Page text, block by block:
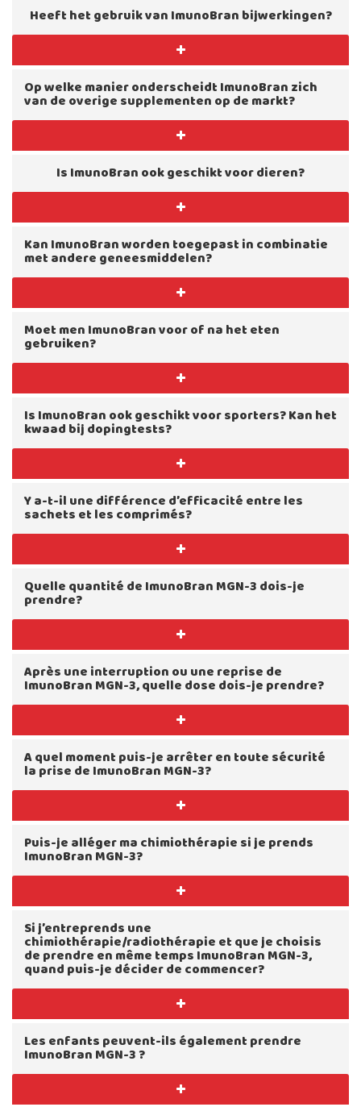
Heeft het gebruik van ImunoBran bijwerkingen?
Op welke manier onderscheidt ImunoBran zich
van de overige supplementen op de markt?
Is ImunoBran ook geschikt voor dieren?
Kan ImunoBran worden toegepast in combinatie
met andere geneesmiddelen?
Moet men ImunoBran voor of na het eten
gebruiken?
Is ImunoBran ook geschikt voor sporters? Kan het
kwaad bij dopingtests?
Y a-t-il une différence d’efficacité entre les
sachets et les comprimés?
Quelle quantité de ImunoBran MGN-3 dois-je
prendre?
Après une interruption ou une reprise de
ImunoBran MGN-3, quelle dose dois-je prendre?
A quel moment puis-je arrêter en toute sécurité
la prise de ImunoBran MGN-3?
Puis-je alléger ma chimiothérapie si je prends
ImunoBran MGN-3?
Si j’entreprends une
chimiothérapie/radiothérapie et que je choisis
de prendre en même temps ImunoBran MGN-3,
quand puis-je décider de commencer?
Les enfants peuvent-ils également prendre
ImunoBran MGN-3 ?